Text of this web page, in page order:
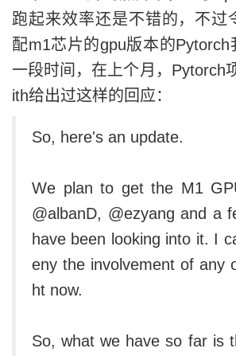
跑起来效率还是不错的，不过
配m1芯片的gpu版本的
一段时间，在上个月，Pytorch
ith给出过这样的回应：
So, here's an update.
We plan to get the M1
@albanD, @ezyang and a
have been looking into it. I
eny the involvement of any
ht now.
So, what we have so far is